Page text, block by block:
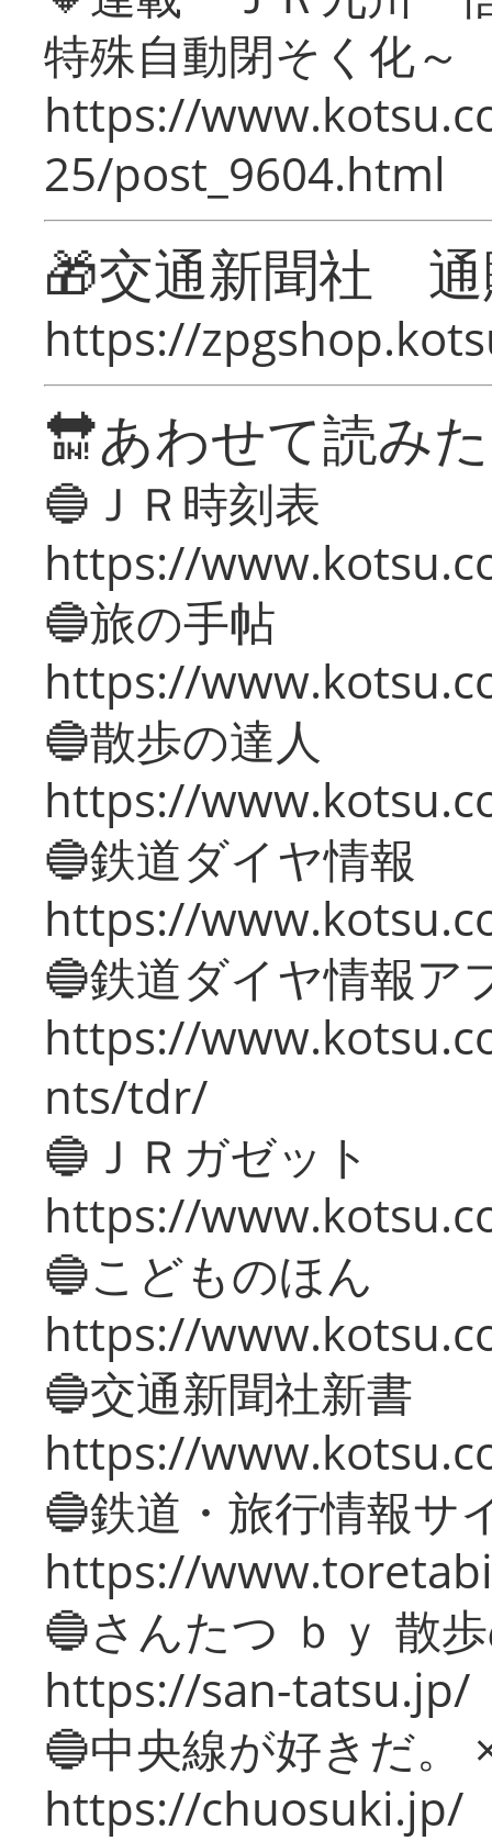
特殊自動閉そく化～
https://
25/post_9604.html
🎁交通新聞社
https://
🔛あわせて読み
🔵ＪＲ時刻表
https://
🔵旅の手帖
https://
🔵散歩の達人
https://
🔵鉄道ダイヤ情報
https://
🔵鉄道ダイヤ情報ア
https://
nts/tdr/
🔵ＪＲガゼット
https://
🔵こどものほん
https://
🔵交通新聞社新書
https://
🔵鉄道・旅行情報サ
https://
🔵さんたつ ｂｙ 散
https://san-tatsu.jp/
🔵中央線が好きだ。
https://chuosuki.jp/